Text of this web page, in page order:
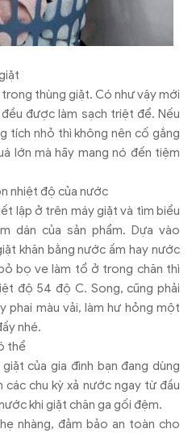
thùng giặt. Có như vậy mới
được làm sạch triệt để. Nếu
tích nhỏ thì không nên cố gắng
lớn mà hãy mang nó đến tiệm
nhiệt độ của nước
lập ở trên máy giặt và tìm biểu
dán của sản phẩm. Dựa vào
khăn bằng nước ấm hay nước
bọ ve làm tổ ở trong chăn thì
độ 54 độ C. Song, cũng phải
phai màu vải, làm hư hỏng một
nhé.
thể
của gia đình bạn đang dùng
chu kỳ xả nước ngay từ đầu
khi giặt chăn ga gối đệm.
nhàng, đảm bảo an toàn cho